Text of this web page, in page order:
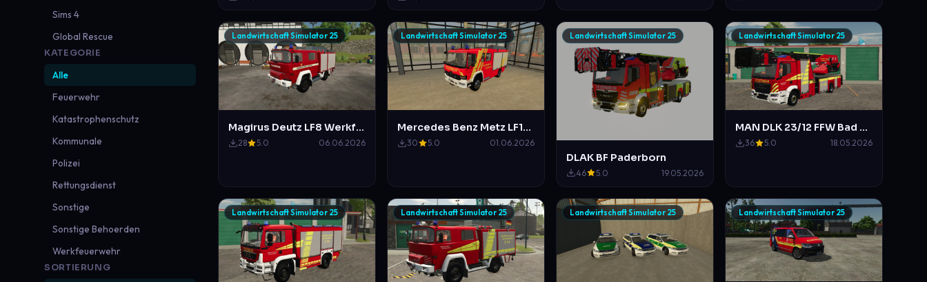
Sims 4
Global Rescue
KATEGORIE
Alle
Feuerwehr
Katastrophenschutz
Kommunale
Polizei
Rettungsdienst
Sonstige
Sonstige Behoerden
Werkfeuerwehr
SORTIERUNG
Landwirtschaft Simulator 25
Magirus Deutz LF8 Werkfeuerwehr Deutsche Bahn Hannover (a.d)
28 5.0 06.06.2026
Landwirtschaft Simulator 25
Mercedes Benz Metz LF16 Feuerwehr Hannover
30 5.0 01.06.2026
Landwirtschaft Simulator 25
DLAK BF Paderborn
46 5.0 19.05.2026
Landwirtschaft Simulator 25
MAN DLK 23/12 FFW Bad Salzdetfurth (nicht ganz Original)
36 5.0 18.05.2026
Landwirtschaft Simulator 25 Landwirtschaft Simulator 25 Landwirtschaft Simulator 25 Landwirtschaft Simulator 25